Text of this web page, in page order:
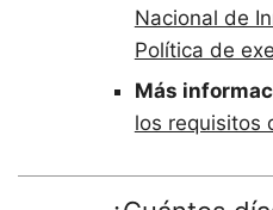
Nacional de
Política de
Más
los requisitos